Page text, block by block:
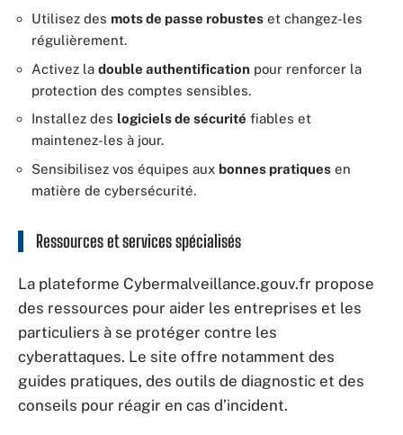
Utilisez des mots de passe robustes et changez-les
régulièrement.
Activez la double authentification pour renforcer la
protection des comptes sensibles.
Installez des logiciels de sécurité fiables et
maintenez-les à jour.
Sensibilisez vos équipes aux bonnes pratiques en
matière de cybersécurité.
Ressources et services spécialisés
La plateforme Cybermalveillance.gouv.fr propose
des ressources pour aider les entreprises et les
particuliers à se protéger contre les
cyberattaques. Le site offre notamment des
guides pratiques, des outils de diagnostic et des
conseils pour réagir en cas d’incident.